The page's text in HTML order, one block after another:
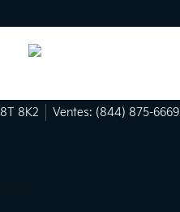
8K2 Ventes: (844) 875-6669